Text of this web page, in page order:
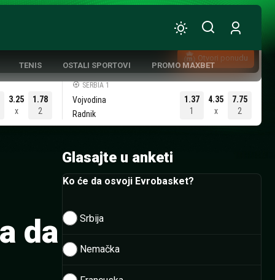
TENIS OSTALI SPORTOVI PROMO MAXBET
3.25
x
1.78
2
SERBIA 1
Vojvodina
Radnik
1.37
1
4.35
x
7.75
2
Otvori ponudu
da
Glasajte u anketi
Ko će da osvoji Evrobasket?
Srbija
Nemačka